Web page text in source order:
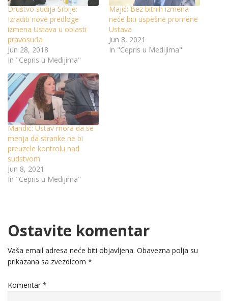
Društvo sudija Srbije:
Izraditi nove predloge
izmena Ustava u oblasti
pravosuđa
Jun 28, 2018
In "Cepris u Medijima"
Majić: Bez bitnih izmena
neće biti uspešne promene
Ustava
Jun 8, 2021
In "Cepris u Medijima"
Mandić: Ustav mora da se
menja da stranke ne bi
preuzele kontrolu nad
sudstvom
Jun 8, 2021
In "Cepris u Medijima"
Ostavite komentar
Vaša email adresa neće biti objavljena. Obavezna polja su
prikazana sa zvezdicom *
Komentar *